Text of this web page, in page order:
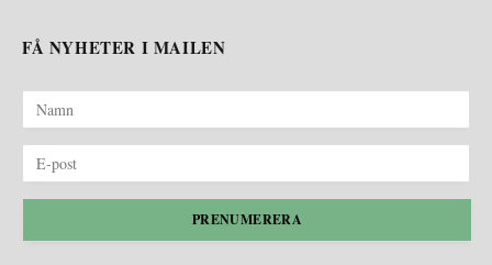
FÅ NYHETER I MAILEN
PRENUMERERA